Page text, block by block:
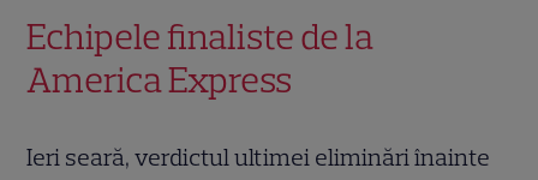
Echipele finaliste de la
America Express
Ieri seară, verdictul ultimei eliminări înainte